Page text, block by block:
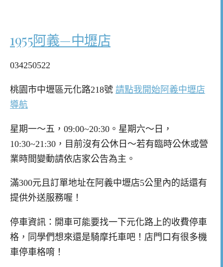
1955阿義—中壢店
034250522
桃園市中壢區元化路218號 請點我開始阿義中壢店
導航
星期一～五，09:00~20:30。星期六～日，
10:30~21:30，目前沒有公休日～若有臨時公休或營
業時間變動請依店家公告為主。
滿300元且訂單地址在阿義中壢店5公里內的話還有
提供外送服務喔！
停車資訊：開車可能要找一下元化路上的收費停車
格，同學們想來還是騎摩托車吧！店門口有很多機
車停車格唷！